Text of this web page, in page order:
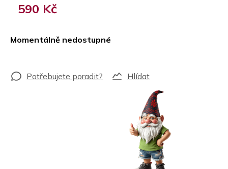
590 Kč
Momentálně nedostupné
Hlídat